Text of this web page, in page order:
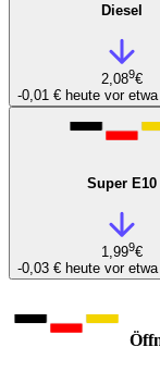
Diesel
2,089€
-0,01 € heute vor
Super E10
1,999€
-0,03 € heute vor